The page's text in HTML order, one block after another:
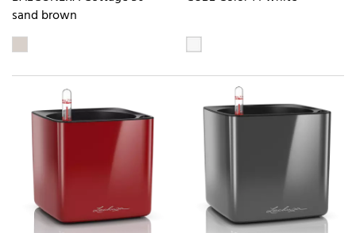
sand brown